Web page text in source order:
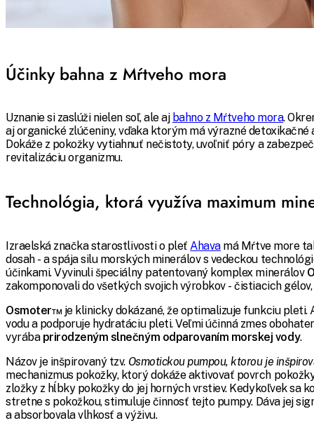
Účinky bahna z Mŕtveho mora
Uznanie si zaslúži nielen soľ, ale aj bahno z Mŕtveho mora.
aj organické zlúčeniny, vďaka ktorým má výrazné detoxikačné
Dokáže z pokožky vytiahnuť nečistoty, uvoľniť póry a
revitalizáciu organizmu.
Technológia, ktorá využíva maximum
Izraelská značka starostlivosti o pleťAhavamá Mŕtve more
dosah - a spája silu morských minerálov s vedeckou
účinkami. Vyvinuli špeciálny patentovaný komplex minerálov
zakomponovali do všetkých svojich výrobkov - čistiacich gélov,
Osmoter™ je klinicky dokázané, že optimalizuje funkciu pleti.
vodu a podporuje hydratáciu pleti. Veľmi účinná zmes
vyrába prirodzeným slnečným odparovaním morskej vody.
Názov je inšpirovaný tzv. Osmotickou pumpou, ktorou je
mechanizmus pokožky, ktorý dokáže aktivovať povrch
zložky z hĺbky pokožky do jej horných vrstiev. Kedykoľvek sa
stretne s pokožkou, stimuluje činnosť tejto pumpy. Dáva jej
a absorbovala vlhkosť a výživu.